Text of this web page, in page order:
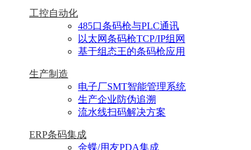
工控自动化
485口条码枪与PLC通讯
以太网条码枪TCP/IP组网
基于组态王的条码枪应用
生产制造
电子厂SMT智能管理系统
生产企业防伪追溯
流水线扫码解决方案
ERP条码集成
金蝶/用友PDA集成